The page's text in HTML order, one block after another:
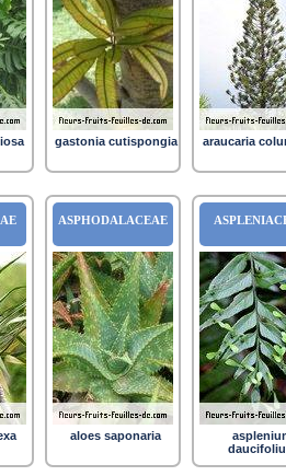
gastonia cutispongia araucaria
ASPHODALACEAE
aloes saponaria